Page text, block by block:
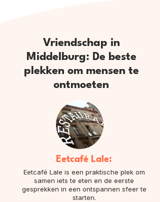
Vriendschap in
Middelburg: De beste
plekken om mensen te
ontmoeten
Eetcafé Lale:
Eetcafé Lale is een praktische plek om
samen iets te eten en de eerste
gesprekken in een ontspannen sfeer te
starten.